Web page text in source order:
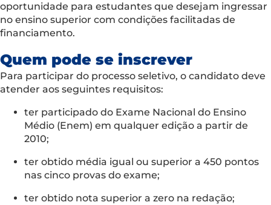
oportunidade para estudantes que desejam ingressar
no ensino superior com condições facilitadas de
financiamento.
Quem pode se inscrever
Para participar do processo seletivo, o candidato deve
atender aos seguintes requisitos:
ter participado do Exame Nacional do Ensino
Médio (Enem) em qualquer edição a partir de
2010;
ter obtido média igual ou superior a 450 pontos
nas cinco provas do exame;
ter obtido nota superior a zero na redação;